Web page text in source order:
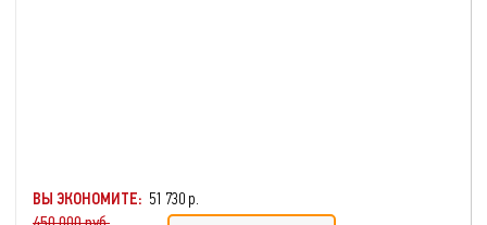
ВЫ ЭКОНОМИТЕ: 51 730 р.